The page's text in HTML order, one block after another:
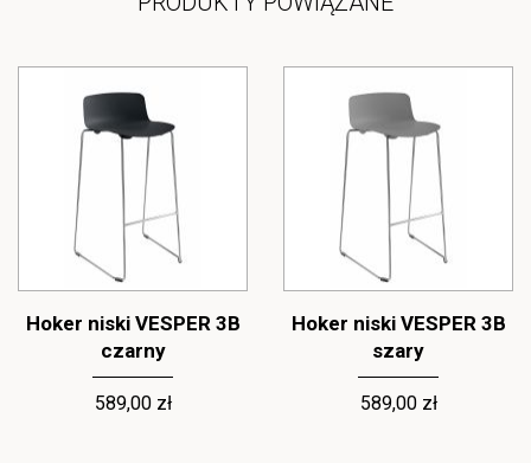
Hoker niski VESPER 3B
czarny
589,00 zł
Hoker niski VESPER 3B
szary
589,00 zł